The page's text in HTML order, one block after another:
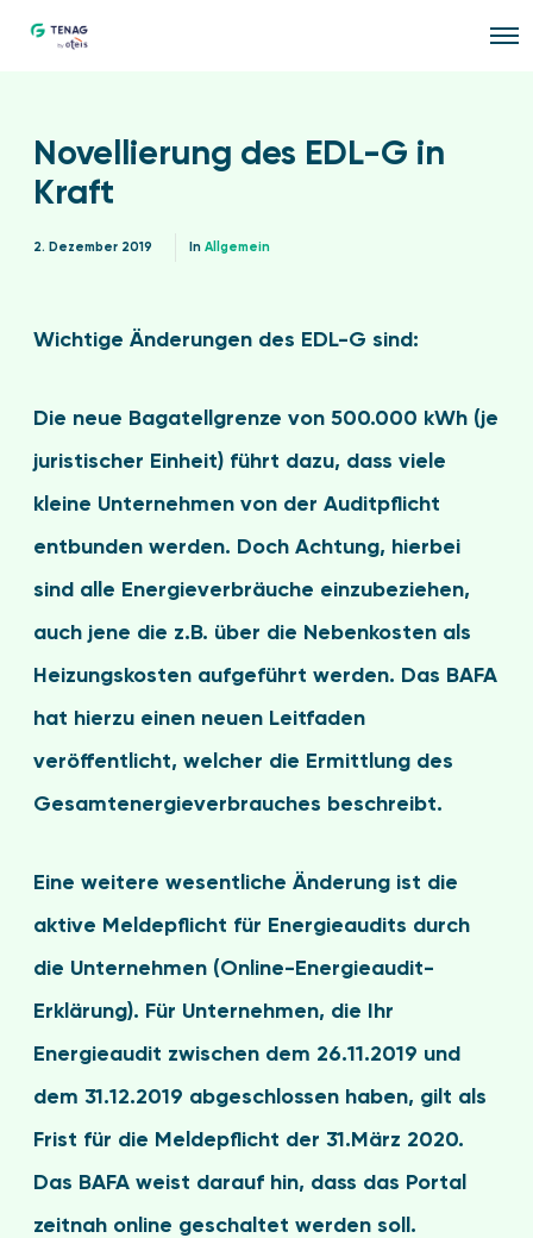
O
Novellierung des EDL-G in
Kraft
2. Dezember 2019 In Allgemein
Wichtige Änderungen des EDL-G sind:
Die neue Bagatellgrenze von 500.000 kWh (je
juristischer Einheit) führt dazu, dass viele
kleine Unternehmen von der Auditpflicht
entbunden werden. Doch Achtung, hierbei
sind alle Energieverbräuche einzubeziehen,
auch jene die z.B. über die Nebenkosten als
Heizungskosten aufgeführt werden. Das BAFA
hat hierzu einen neuen Leitfaden
veröffentlicht, welcher die Ermittlung des
Gesamtenergieverbrauches beschreibt.
Eine weitere wesentliche Änderung ist die
aktive Meldepflicht für Energieaudits durch
die Unternehmen (Online-Energieaudit-
Erklärung). Für Unternehmen, die Ihr
Energieaudit zwischen dem 26.11.2019 und
dem 31.12.2019 abgeschlossen haben, gilt als
Frist für die Meldepflicht der 31.März 2020.
Das BAFA weist darauf hin, dass das Portal
zeitnah online geschaltet werden soll.